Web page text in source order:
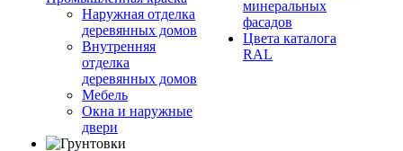
Наружная отделка
деревянных домов
Внутренняя
отделка
деревянных домов
Мебель
Окна и наружные
двери
минеральных
фасадов
Цвета каталога
RAL